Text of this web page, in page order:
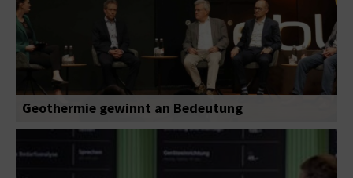
Geothermie gewinnt an Bedeutung